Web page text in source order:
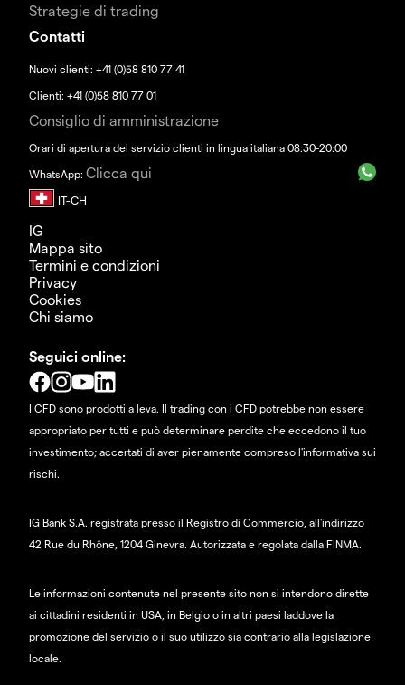
Strategie di trading
Contatti
Nuovi clienti: +41 (0)58 810 77 41
Clienti: +41 (0)58 810 77 01
Consiglio di amministrazione
Orari di apertura del servizio clienti in lingua italiana 08:30-20:00
WhatsApp: Clicca qui
IG
Mappa sito
Termini e condizioni
Privacy
Cookies
Chi siamo
Seguici online:
I CFD sono prodotti a leva. Il trading con i CFD potrebbe non essere
appropriato per tutti e può determinare perdite che eccedono il tuo
investimento; accertati di aver pienamente compreso l'informativa sui
rischi.
IG Bank S.A. registrata presso il Registro di Commercio, all'indirizzo
42 Rue du Rhône, 1204 Ginevra. Autorizzata e regolata dalla FINMA.
Le informazioni contenute nel presente sito non si intendono dirette
ai cittadini residenti in USA, in Belgio o in altri paesi laddove la
promozione del servizio o il suo utilizzo sia contrario alla legislazione
locale.